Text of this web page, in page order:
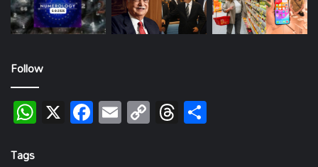
Follow
WhatsApp
X Facebook
EmailCopy
Link
Threads
Tags